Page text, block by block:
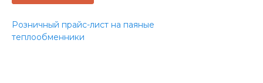
Розничный прайс-лист на паяные
теплообменники